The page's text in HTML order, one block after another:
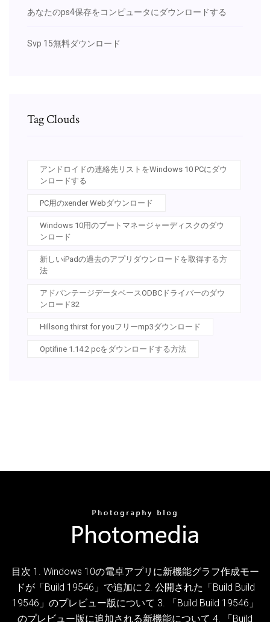
あなたのps4保存をコンピュータにダウンロードする
Svp 15無料ダウンロード
Tag Clouds
アンドロイドの連絡先リストをWindows 10 PCにダウ
ンロードする
PC用のxender Webダウンロード
Windows 10用のブートマネージャーディスクのダウ
ンロード
新しいiPadの過去のアプリダウンロードを取得する方
法
アドバンテージデータベースODBCドライバーのダウ
ンロード32
Hillsong thirst for youフリーmp3ダウンロード
Optifine 1.14.2 pcをダウンロードする方法
目次 1. Windows 10の電卓アプリに新機能グラフ作成モー
ドが「Build 19546」で追加に 2. 公開された「Build Build
19546」のプレビュー版について 3. 「Build Build 19546」
のプレビュー版に追加される新機能について 4. 「Build